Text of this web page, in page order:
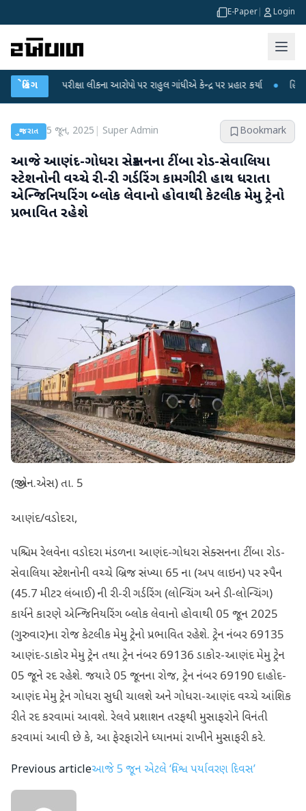
E-Paper Login
બ્રેકિંગ
પરીક્ષા લીકના આરોપો પર રાહુલ ગાંધીએ કેન્દ્ર પર પ્રહાર કર્યા ● હિંમતનગરમાં
ગુજરાત 5 જૂન, 2025 Super Admin Bookmark
આજે આણંદ-ગોધરા સેક્સનના ટીંબા રોડ-સેવાલિયા
સ્ટેશનોની વચ્ચે રી-રી ગર્ડરિંગ કામગીરી હાથ ધરાતા
એન્જિનિયરિંગ બ્લોક લેવાનો હોવાથી કેટલીક મેમુ ટ્રેનો
પ્રભાવિત રહેશે
(જી.એન.એસ) તા. 5
આણંદ/વડોદરા,
પશ્ચિમ રેલવેના વડોદરા મંડળના આણંદ-ગોધરા સેક્સનના ટીંબા રોડ-
સેવાલિયા સ્ટેશનોની વચ્ચે બ્રિજ સંખ્યા 65 ના (અપ લાઇન) પર સ્પૈન
(45.7 મીટર લંબાઈ) ની રી-રી ગર્ડરિંગ (લોન્ચિંગ અને ડી-લોન્ચિંગ)
કાર્યને કારણે એન્જિનિયરિંગ બ્લોક લેવાનો હોવાથી 05 જૂન 2025
(ગુરુવાર)ના રોજ કેટલીક મેમુ ટ્રેનો પ્રભાવિત રહેશે. ટ્રેન નંબર 69135
આણંદ-ડાકોર મેમુ ટ્રેન તથા ટ્રેન નંબર 69136 ડાકોર-આણંદ મેમુ ટ્રેન
05 જૂને રદ રહેશે. જયારે 05 જૂનના રોજ, ટ્રેન નંબર 69190 દાહોદ-
આણંદ મેમુ ટ્રેન ગોધરા સુધી ચાલશે અને ગોધરા-આણંદ વચ્ચે આંશિક
રીતે રદ કરવામાં આવશે. રેલવે પ્રશાશન તરફથી મુસાફરોને વિનંતી
કરવામાં આવી છે કે, આ ફેરફારોને ધ્યાનમાં રાખીને મુસાફરી કરે.
Previous articleઆજે 5 જૂન એટલે ‘વિશ્વ પર્યાવરણ દિવસ’